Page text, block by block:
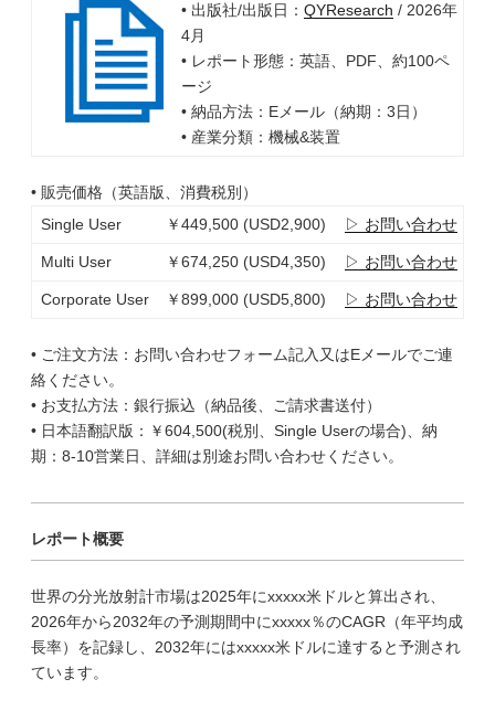
• 出版社/出版日： QYResearch / 2026年
4月
• レポート形態：英語、PDF、約100ペ
ージ
• 納品方法：Eメール（納期：3日）
• 産業分類：機械&装置
• 販売価格（英語版、消費税別）
Single User
￥449,500 (USD2,900) ▷ お問い合わせ
Multi User ￥674,250 (USD4,350) ▷ お問い合わせ
Corporate User ￥899,000 (USD5,800) ▷ お問い合わせ
• ご注文方法：お問い合わせフォーム記入又はEメールでご連
絡ください。
• お支払方法：銀行振込（納品後、ご請求書送付）
• 日本語翻訳版：￥604,500(税別、Single Userの場合)、納
期：8-10営業日、詳細は別途お問い合わせください。
レポート概要
世界の分光放射計市場は2025年にxxxxx米ドルと算出され、
2026年から2032年の予測期間中にxxxxx％のCAGR（年平均成
長率）を記録し、2032年にはxxxxx米ドルに達すると予測され
ています。